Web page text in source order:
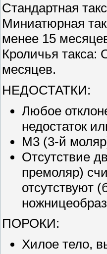
Стандартная
Миниатюрная
менее 15
Кроличья такса:
месяцев.
НЕДОСТАТКИ:
Любое
недостаток
М3 (3-й
Отсутствие
премоляр)
отсутствуют
ПОРОКИ:
Хилое тело,